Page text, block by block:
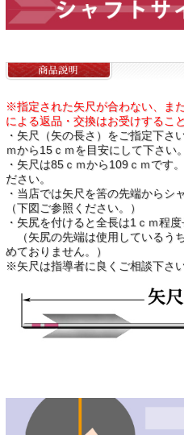
※指定された矢尺が合わない、ま
による返品・交換はお受けするこ
・矢尺（矢の長さ）をご指定下さ
ｍから15ｃｍを目安にして下さい。
・矢尺は85ｃｍから109ｃｍです
ださい。
・当店では矢尺を筈の先端からシ
（下図ご参照ください。）
・矢尻を付けると全長は1ｃｍ程
（矢尻の先端は使用しているう
めておりません。）
※矢尺は指導者に良くご相談下さい